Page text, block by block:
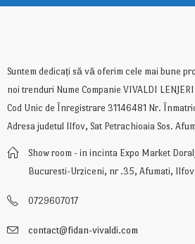
Suntem dedicați să vă oferim cele mai bune
noi trenduri Nume Companie VIVALDI
Cod Unic de Înregistrare 31146481 Nr.
Adresa judetul Ilfov, Sat Petrachioaia Sos.
Show room - in incinta Expo Market
Bucuresti-Urziceni, nr .35, Afumati, Ilfov
0729607017
contact@fidan-vivaldi.com